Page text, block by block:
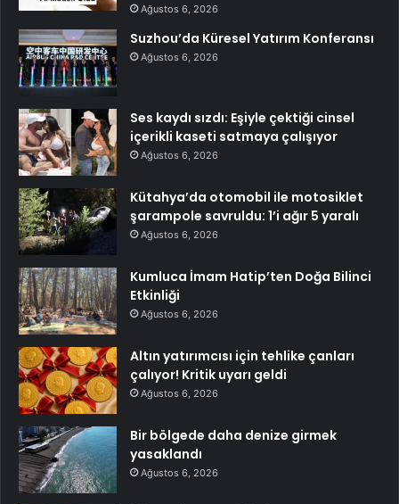
Ağustos 6, 2026
Suzhou’da Küresel Yatırım Konferansı
Ağustos 6, 2026
Ses kaydı sızdı: Eşiyle çektiği cinsel
içerikli kaseti satmaya çalışıyor
Ağustos 6, 2026
Kütahya’da otomobil ile motosiklet
şarampole savruldu: 1’i ağır 5 yaralı
Ağustos 6, 2026
Kumluca İmam Hatip’ten Doğa Bilinci
Etkinliği
Ağustos 6, 2026
Altın yatırımcısı için tehlike çanları
çalıyor! Kritik uyarı geldi
Ağustos 6, 2026
Bir bölgede daha denize girmek
yasaklandı
Ağustos 6, 2026